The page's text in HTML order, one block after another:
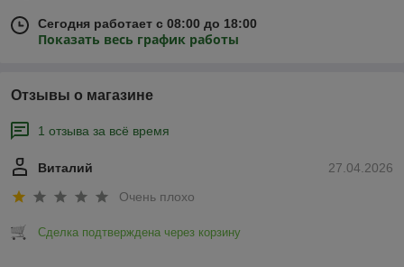
Сегодня работает с 08:00 до 18:00
Показать весь график работы
Отзывы о магазине
1 отзыва за всё время
27.04.2026
Виталий
Очень плохо
Сделка подтверждена через корзину